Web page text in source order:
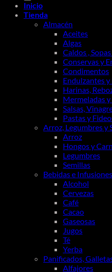
Inicio
Tienda
Almacén
Aceites
Algas
Caldos ,
Conservas y
Condimentos
Endulzantes
Harinas,
Mermeladas
Salsas,
Pastas y
Arroz, Legumbres y
Arroz
Hongos y
Legumbres
Semillas
Bebidas e Infusiones
Alcohol
Cervezas
Café
Cacao
Gaseosas
Jugos
Té
Yerba
Panificados,
Alfajores